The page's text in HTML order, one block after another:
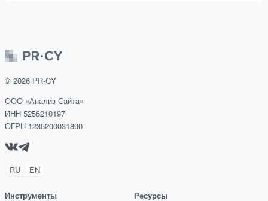
© 2026 PR-CY
ООО «Анализ Сайта»
ИНН 5256210197
ОГРН 1235200031890
RU EN
Инструменты
Ресурсы